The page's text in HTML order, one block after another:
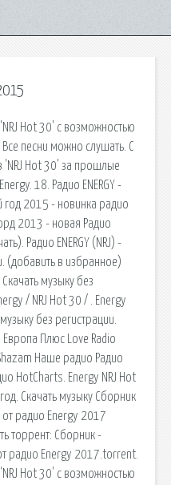
Hot 30' с возможностью
Все песни можно слушать. С
Hot 30' за прошлые
18. Радио ENERGY -
2015 - новинка радио
2013 - новая Радио
Радио ENERGY (NRJ) -
в избранное)
музыку без
/ NRJ Hot 30 / . Energy
без регистрации.
Плюс Love Radio
Наше радио Радио
HotCharts. Energy NRJ Hot
Скачать музыку Сборник
радио Energy 2017
торрент: Сборник -
радио Energy 2017.torrent.
Hot 30' с возможностью